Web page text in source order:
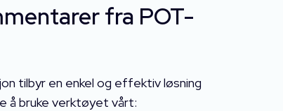
fra POT-
tilbyr en enkel og effektiv løsning
å bruke verktøyet vårt: